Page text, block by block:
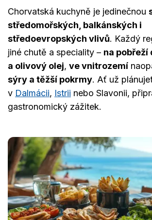
Chorvatská kuchyně je jedinečnou
středomořských, balkánských i
středoevropských vlivů. Každý
jiné chutě a speciality – na
a olivový olej, ve vnitrozemí
sýry a těžší pokrmy. Ať už
v Dalmácii, Istrii nebo Slavonii,
gastronomický zážitek.